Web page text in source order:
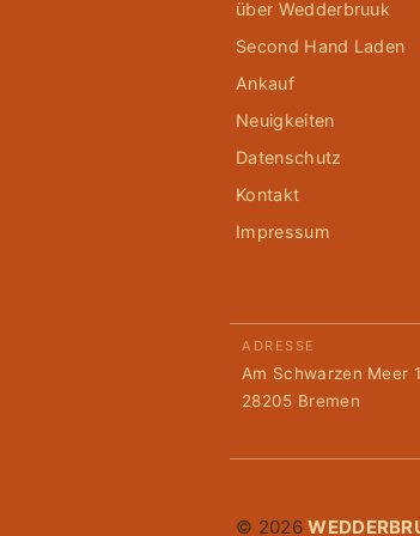
über Wedderbruuk
Second Hand Laden
Ankauf
Neuigkeiten
Datenschutz
Kontakt
Impressum
ADRESSE
Am Schwarzen Meer
28205 Bremen
© 2026